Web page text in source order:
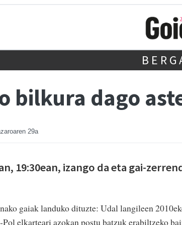
bilkura dago
29a
19:30ean, izango da eta gai-
gaiak landuko dituzte: Udal langileen
elkarteari azokan postu batzuk erabiltzeko